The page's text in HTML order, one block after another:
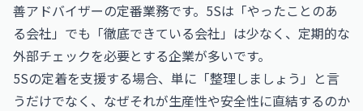
善アドバイザーの定番業務です。5Sは「やったことのあ
る会社」でも「徹底できている会社」は少なく、定期的な
外部チェックを必要とする企業が多いです。
5Sの定着を支援する場合、単に「整理しましょう」と言
うだけでなく、なぜそれが生産性や安全性に直結するのか